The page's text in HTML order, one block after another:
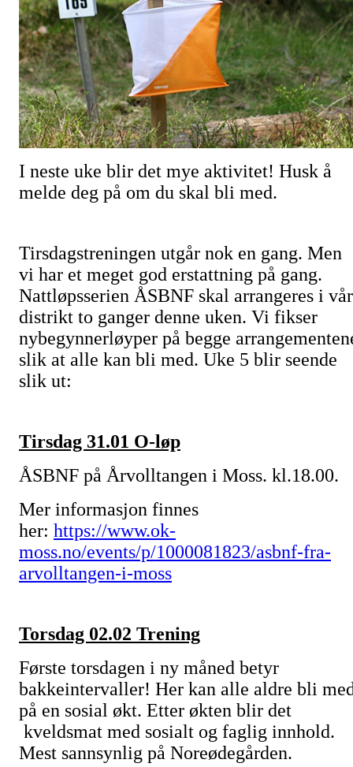
I neste uke blir det mye aktivitet! Husk å
melde deg på om du skal bli med.
Tirsdagstreningen utgår nok en gang. Men
vi har et meget god erstattning på gang.
Nattløpsserien ÅSBNF skal arrangeres i
distrikt to ganger denne uken. Vi fikser
nybegynnerløyper på begge
slik at alle kan bli med. Uke 5 blir seende
slik ut:
Tirsdag 31.01 O-løp
ÅSBNF på Årvolltangen i Moss. kl.18.00.
Mer informasjon finnes
her: https://www.ok-
moss.no/events/p/1000081823/asbnf-fra-
arvolltangen-i-moss
Torsdag 02.02 Trening
Første torsdagen i ny måned betyr
bakkeintervaller! Her kan alle aldre bli
på en sosial økt. Etter økten blir det
kveldsmat med sosialt og faglig innhold.
Mest sannsynlig på Noreødegården.